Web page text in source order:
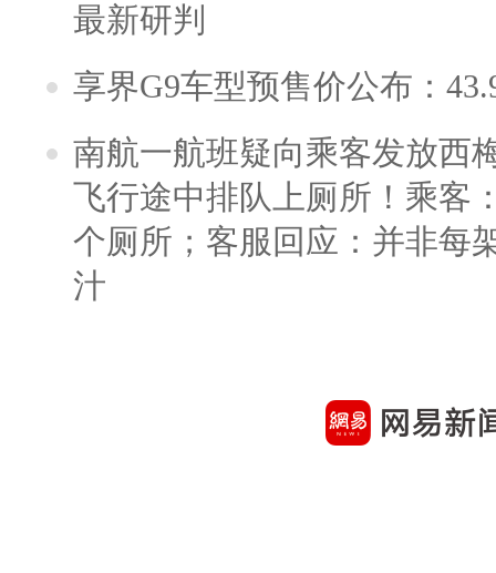
最新研判
享界G9车型预售价公布：
南航一航班疑向乘客发放西
飞行途中排队上厕所！乘客
个厕所；客服回应：并非每
汁